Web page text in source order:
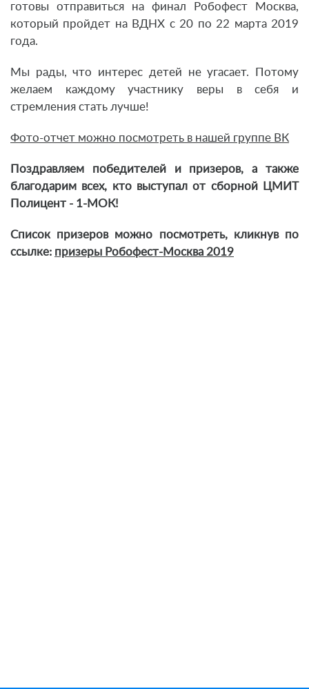
готовы отправиться на финал Робофест Москва,
который пройдет на ВДНХ с 20 по 22 марта 2019
года.
Мы рады, что интерес детей не угасает. Потому
желаем каждому участнику веры в себя и
стремления стать лучше!
Фото-отчет можно посмотреть в нашей группе ВК
Поздравляем победителей и призеров, а также
благодарим всех, кто выступал от сборной
ЦМИТ
Полицент - 1-МОК!
Список призеров можно посмотреть, кликнув по
ссылке: призеры Робофест-Москва 2019